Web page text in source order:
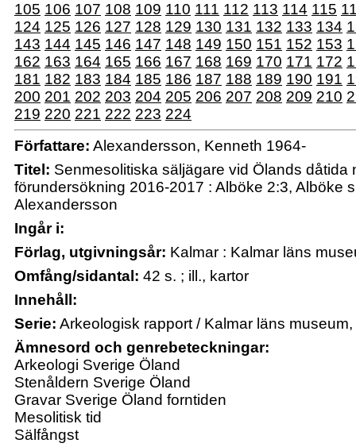
105 106 107 108 109 110 111 112 113 114 115
124 125 126 127 128 129 130 131 132 133 134
143 144 145 146 147 148 149 150 151 152 153
162 163 164 165 166 167 168 169 170 171 172
181 182 183 184 185 186 187 188 189 190 191
200 201 202 203 204 205 206 207 208 209 210
219 220 221 222 223 224
Författare: Alexandersson, Kenneth 1964-
Titel: Senmesolitiska säljägare vid Ölands dåtida
förundersökning 2016-2017 : Alböke 2:3, Alböke
Alexandersson
Ingår i:
Förlag, utgivningsår: Kalmar : Kalmar läns
Omfång/sidantal: 42 s. ; ill., kartor
Innehåll:
Serie: Arkeologisk rapport / Kalmar läns
Ämnesord och genrebeteckningar:
Arkeologi Sverige Öland
Stenåldern Sverige Öland
Gravar Sverige Öland forntiden
Mesolitisk tid
Sälfångst